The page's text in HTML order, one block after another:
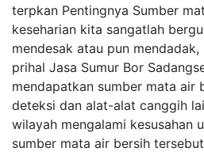
terpkan Pentingnya Sumber
keseharian kita sangatlah
mendesak atau pun
prihal Jasa Sumur Bor
mendapatkan sumber mata air
deteksi dan alat-alat canggih
wilayah mengalami kesusahan
sumber mata air bersih